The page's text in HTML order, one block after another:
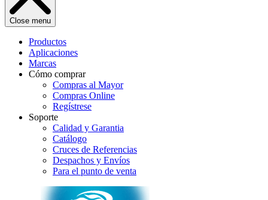
Close menu
Productos
Aplicaciones
Marcas
Cómo comprar
Compras al Mayor
Compras Online
Regístrese
Soporte
Calidad y Garantia
Catálogo
Cruces de Referencias
Despachos y Envíos
Para el punto de venta